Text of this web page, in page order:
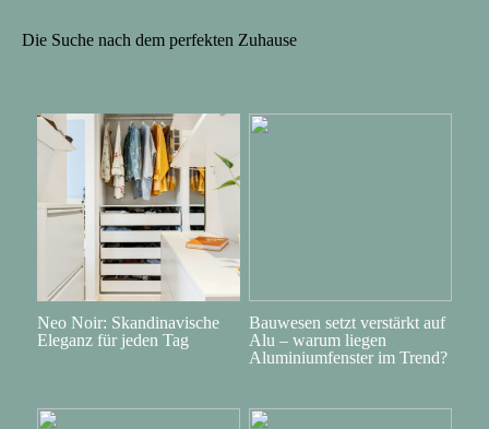
Die Suche nach dem perfekten Zuhause
Neo Noir: Skandinavische
Eleganz für jeden Tag
Bauwesen setzt verstärkt auf
Alu – warum liegen
Aluminiumfenster im Trend?